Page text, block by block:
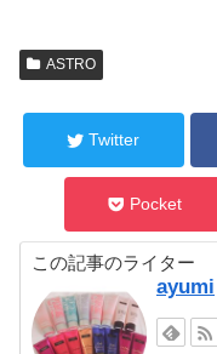
ASTRO
Twitter
Pocket
この記事のライター
ayumi